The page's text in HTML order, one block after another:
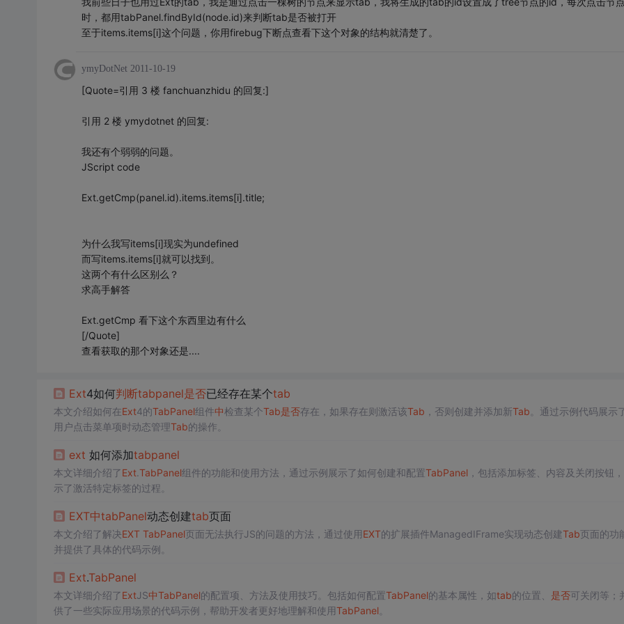
时，都用tabPanel.findById(node.id)来判断tab是否被打开
至于items.items[i]这个问题，你用firebug下断点查看下这个对象的结构就清楚了。
ymyDotNet 2011-10-19
[Quote=引用 3 楼 fanchuanzhidu 的回复:]
引用 2 楼 ymydotnet 的回复:
我还有个弱弱的问题。
JScript code
Ext.getCmp(panel.id).items.items[i].title;
为什么我写items[i]现实为undefined
而写items.items[i]就可以找到。
这两个有什么区别么？
求高手解答
Ext.getCmp 看下这个东西里边有什么
[/Quote]
查看获取的那个对象还是....
Ext4如何判断tabpanel是否已经存在某个tab
本文介绍如何在Ext4的TabPanel组件中检查某个Tab是否存在，如果存在则激活该Tab ，否则创建并添加新Tab 。通过示例代码展示
用户点击菜单项时动态管理Tab的操作。
ext 如何添加tabpanel
本文详细介绍了Ext. TabPanel组件的功能和使用方法，通过示例展示了如何创建和配置TabPanel，包括添加标签、内容及关闭按钮
示了激活特定标签的过程。
EXT中tabPanel动态创建tab页面
本文介绍了解决EXT TabPanel页面无法执行JS的问题的方法，通过使用EXT的扩展插件ManagedIFrame实现动态创建Tab页面的功
并提供了具体的代码示例。
Ext.TabPanel
本文详细介绍了ExtJS中TabPanel的配置项、方法及使用技巧。包括如何配置TabPanel的基本属性，如tab的位置、 是否可关闭等；
供了一些实际应用场景的代码示例，帮助开发者更好地理解和使用TabPanel。